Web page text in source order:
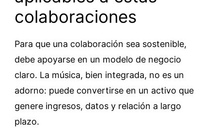
colaboraciones
Para que una colaboración sea sostenible,
debe apoyarse en un modelo de negocio
claro. La música, bien integrada, no es un
adorno: puede convertirse en un activo que
genere ingresos, datos y relación a largo
plazo.